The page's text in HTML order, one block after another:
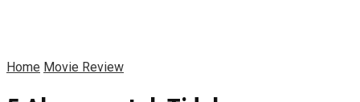
Home Movie Review